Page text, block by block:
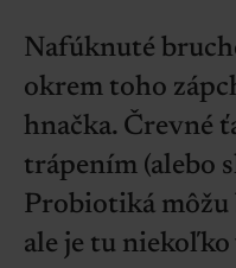
Nafúknuté
okrem toho
hnačka. Črevné
trápením (alebo
Probiotiká môžu
ale je tu